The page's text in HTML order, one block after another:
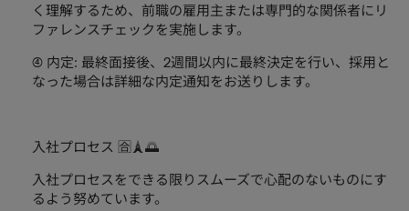
く理解するため、前職の雇用主または専門的な関係者にリ
ファレンスチェックを実施します。
④ 内定: 最終面接後、2週間以内に最終決定を行い、採用と
なった場合は詳細な内定通知をお送りします。
入社プロセス 🈴🗼🌅
入社プロセスをできる限りスムーズで心配のないものにす
るよう努めています。